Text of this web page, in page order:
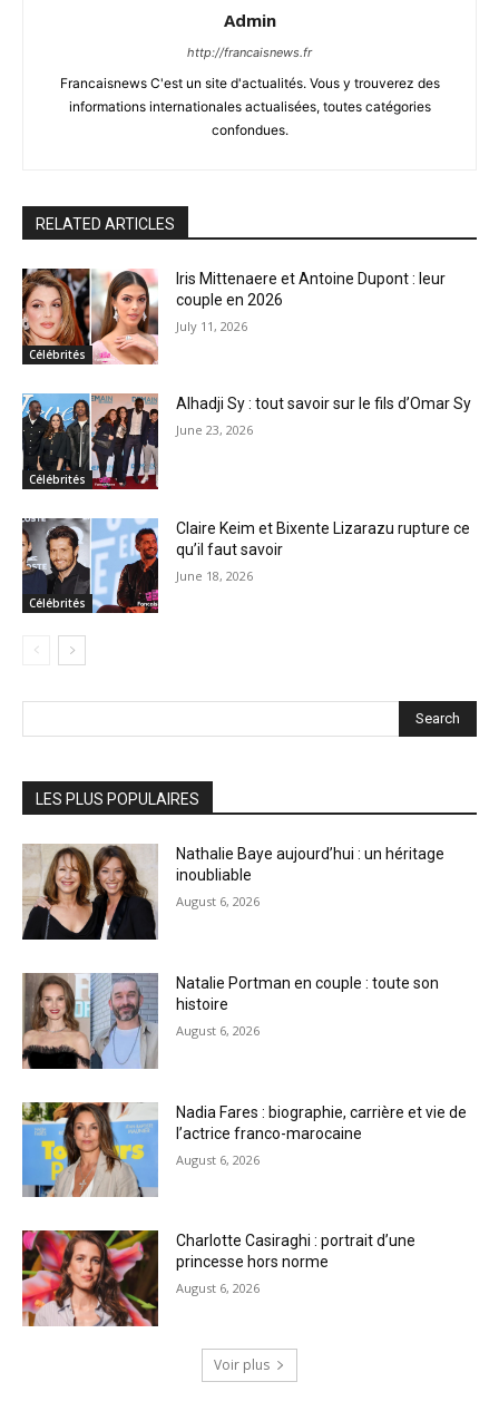
Admin
http://francaisnews.fr
Francaisnews C'est un site d'actualités. Vous y trouverez des
informations internationales actualisées, toutes catégories
confondues.
RELATED ARTICLES
Célébrités
Iris Mittenaere et Antoine Dupont : leur
couple en 2026
July 11, 2026
Célébrités
Alhadji Sy : tout savoir sur le fils d’Omar Sy
June 23, 2026
Célébrités
Claire Keim et Bixente Lizarazu rupture ce
qu’il faut savoir
June 18, 2026
Search
LES PLUS POPULAIRES
Nathalie Baye aujourd’hui : un héritage
inoubliable
August 6, 2026
Natalie Portman en couple : toute son
histoire
August 6, 2026
Nadia Fares : biographie, carrière et vie de
l’actrice franco-marocaine
August 6, 2026
Charlotte Casiraghi : portrait d’une
princesse hors norme
August 6, 2026
Voir plus